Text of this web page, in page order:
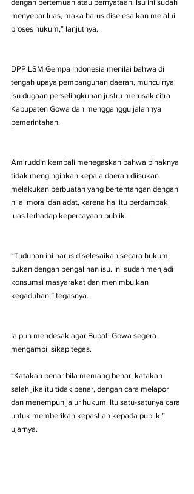
dengan pertemuan atau pernyataan. Isu ini sudah
menyebar luas, maka harus diselesaikan melalui
proses hukum,” lanjutnya.
DPP LSM Gempa Indonesia menilai bahwa di
tengah upaya pembangunan daerah, munculnya
isu dugaan perselingkuhan justru merusak citra
Kabupaten Gowa dan mengganggu jalannya
pemerintahan.
Amiruddin kembali menegaskan bahwa pihaknya
tidak menginginkan kepala daerah diisukan
melakukan perbuatan yang bertentangan dengan
nilai moral dan adat, karena hal itu berdampak
luas terhadap kepercayaan publik.
“Tuduhan ini harus diselesaikan secara hukum,
bukan dengan pengalihan isu. Ini sudah menjadi
konsumsi masyarakat dan menimbulkan
kegaduhan,” tegasnya.
Ia pun mendesak agar Bupati Gowa segera
mengambil sikap tegas.
“Katakan benar bila memang benar, katakan
salah jika itu tidak benar, dengan cara melapor
dan menempuh jalur hukum. Itu satu-satunya cara
untuk memberikan kepastian kepada publik,”
ujarnya.